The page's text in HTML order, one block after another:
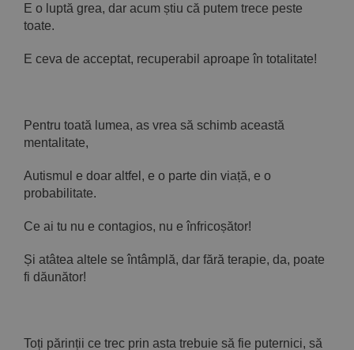
E o luptă grea, dar acum știu că putem trece peste
toate.
E ceva de acceptat, recuperabil aproape în totalitate!
Pentru toată lumea, as vrea să schimb această
mentalitate,
Autismul e doar altfel, e o parte din viață, e o
probabilitate.
Ce ai tu nu e contagios, nu e înfricoșător!
Și atâtea altele se întâmplă, dar fără terapie, da, poate
fi dăunător!
Toți părinții ce trec prin asta trebuie să fie puternici, să